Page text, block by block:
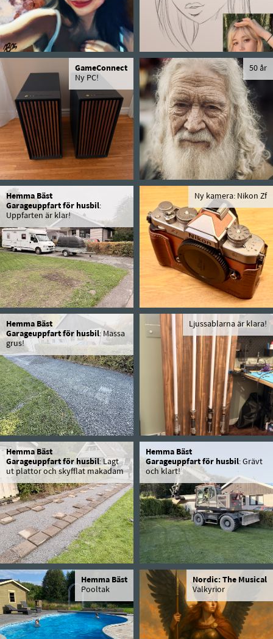
GameConnect
Ny PC!
50 år
Hemma Bäst
Garageuppfart för husbil:
Uppfarten är klar!
Ny kamera: Nikon Zf
Hemma Bäst
Garageuppfart för husbil: Massa
grus!
Ljussablarna är klara!
Hemma Bäst
Garageuppfart för husbil: Lagt
ut plattor och skyfflat makadam
Hemma Bäst
Garageuppfart för husbil: Grävt
och klart!
Hemma Bäst
Pooltak
Nordic: The Musical
Valkyrior